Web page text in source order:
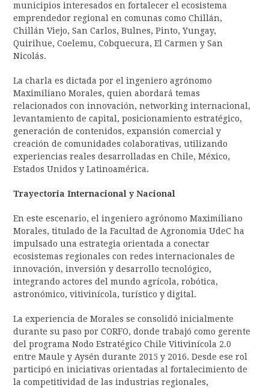
municipios interesados en fortalecer el ecosistema
emprendedor regional en comunas como Chillán,
Chillán Viejo, San Carlos, Bulnes, Pinto, Yungay,
Quirihue, Coelemu, Cobquecura, El Carmen y San
Nicolás.
La charla es dictada por el ingeniero agrónomo
Maximiliano Morales, quien abordará temas
relacionados con innovación, networking internacional,
levantamiento de capital, posicionamiento estratégico,
generación de contenidos, expansión comercial y
creación de comunidades colaborativas, utilizando
experiencias reales desarrolladas en Chile, México,
Estados Unidos y Latinoamérica.
Trayectoria Internacional y Nacional
En este escenario, el ingeniero agrónomo Maximiliano
Morales, titulado de la Facultad de Agronomia UdeC ha
impulsado una estrategia orientada a conectar
ecosistemas regionales con redes internacionales de
innovación, inversión y desarrollo tecnológico,
integrando actores del mundo agrícola, robótica,
astronómico, vitivinícola, turístico y digital.
La experiencia de Morales se consolidó inicialmente
durante su paso por CORFO, donde trabajó como gerente
del programa Nodo Estratégico Chile Vitivinícola 2.0
entre Maule y Aysén durante 2015 y 2016. Desde ese rol
participó en iniciativas orientadas al fortalecimiento de
la competitividad de las industrias regionales,